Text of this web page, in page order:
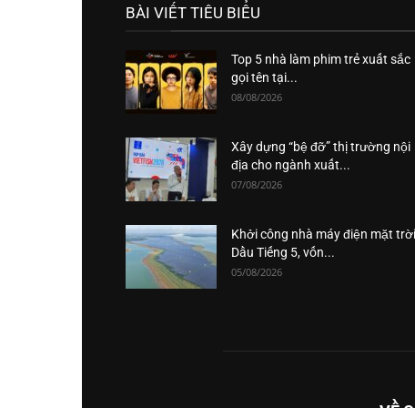
BÀI VIẾT TIÊU BIỂU
Top 5 nhà làm phim trẻ xuất sắc
gọi tên tại...
08/08/2026
Xây dựng “bệ đỡ” thị trường nội
địa cho ngành xuất...
07/08/2026
Khởi công nhà máy điện mặt trời
Dầu Tiếng 5, vốn...
05/08/2026